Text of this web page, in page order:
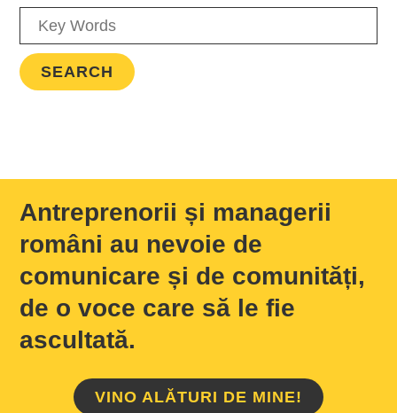
Antreprenorii și managerii
români au nevoie de
comunicare și de comunități,
de o voce care să le fie
ascultată.
VINO ALĂTURI DE MINE!